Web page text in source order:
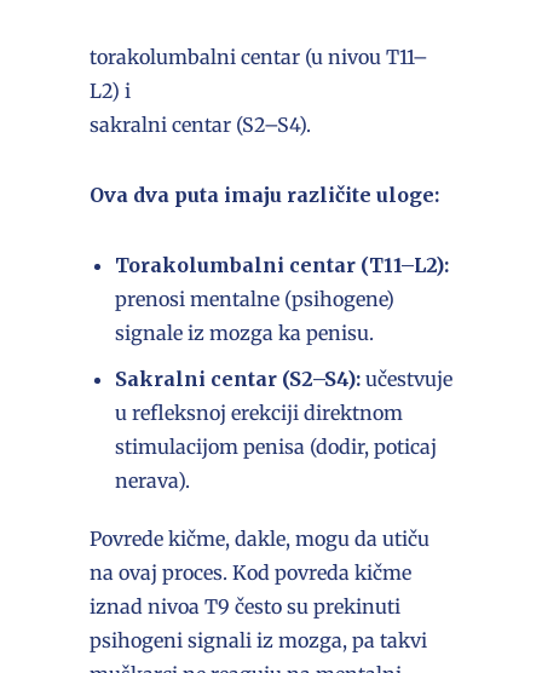
torakolumbalni centar (u nivou T11–
L2) i
sakralni centar (S2–S4).
Ova dva puta imaju različite uloge:
Torakolumbalni centar (T11–L2):
prenosi mentalne (psihogene)
signale iz mozga ka penisu.
Sakralni centar (S2–S4):učestvuje
u refleksnoj erekciji direktnom
stimulacijom penisa (dodir, poticaj
nerava).
Povrede kičme, dakle, mogu da utiču
na ovaj proces. Kod povreda kičme
iznad nivoa T9 često su prekinuti
psihogeni signali iz mozga, pa takvi